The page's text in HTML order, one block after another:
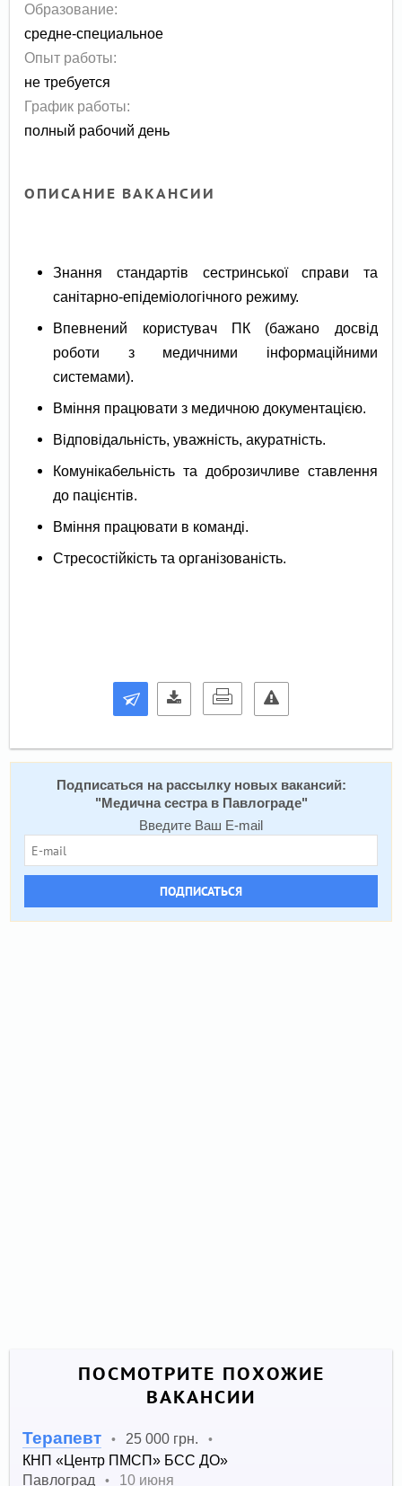
Образование:
средне-специальное
Опыт работы:
не требуется
График работы:
полный рабочий день
ОПИСАНИЕ ВАКАНСИИ
Знання стандартів сестринської справи та
санітарно-епідеміологічного режиму.
Впевнений користувач ПК (бажано досвід
роботи з медичними інформаційними
системами).
Вміння працювати з медичною документацією.
Відповідальність, уважність, акуратність.
Комунікабельність та доброзичливе ставлення
до пацієнтів.
Вміння працювати в команді.
Стресостійкість та організованість.
Подписаться на расcылку новых вакансий:
" Медична сестра в Павлограде"
Введите Ваш E-mail
ПОДПИСАТЬСЯ
ПОСМОТРИТЕ ПОХОЖИЕ
ВАКАНСИИ
Терапевт • 25 000 грн. •
КНП «Центр ПМСП» БСС ДО»
Павлоград
• 10 июня